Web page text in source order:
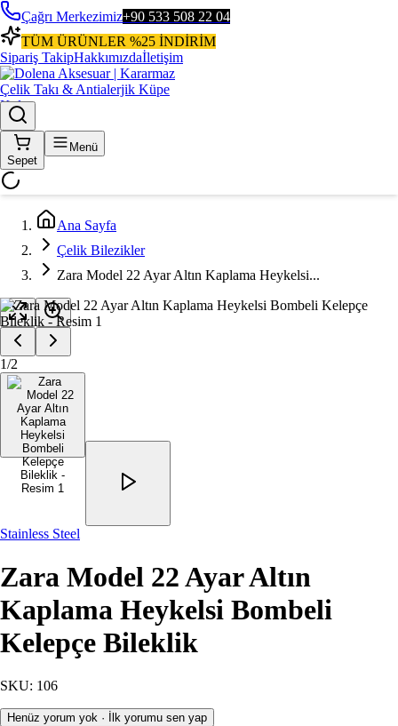
Çağrı Merkezimiz+90 533 508 22 04
TÜM ÜRÜNLER %25 İNDİRİM
Sipariş TakipHakkımızdaİletişim
Sepet
Menü
Ana Sayfa
Çelik Bilezikler
Zara Model 22 Ayar Altın Kaplama Heykelsi...
1/2
Stainless Steel
Zara Model 22 Ayar Altın
Kaplama Heykelsi Bombeli
Kelepçe Bileklik
SKU: 106
Henüz yorum yok · İlk yorumu sen yap